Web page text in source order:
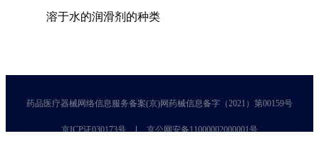
溶于水的润滑剂的种类
药品医疗器械网络信息服务备案(京)网药械信息备字（2021）第00159号
京ICP证030173号 京公网安备11000002000001号